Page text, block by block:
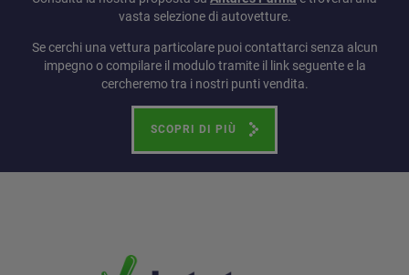
vasta selezione di autovetture.
Se cerchi una vettura particolare puoi contattarci senza alcun
impegno o compilare il modulo tramite il link seguente e la
cercheremo tra i nostri punti vendita.
SCOPRI DI PIÙ